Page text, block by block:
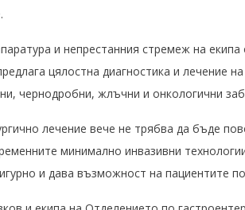
и непрестанния стремеж на
цялостна диагностика и лечение
чернодробни, жлъчни и онкологични
лечение вече не трябва да бъде
минимално инвазивни
и дава възможност на пациентите